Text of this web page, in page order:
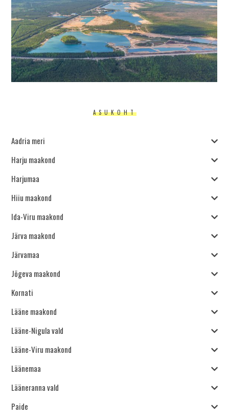
ASUKOHT
Aadria meri
Harju maakond
Harjumaa
Hiiu maakond
Ida-Viru maakond
Järva maakond
Järvamaa
Jõgeva maakond
Kornati
Lääne maakond
Lääne-Nigula vald
Lääne-Viru maakond
Läänemaa
Lääneranna vald
Paide